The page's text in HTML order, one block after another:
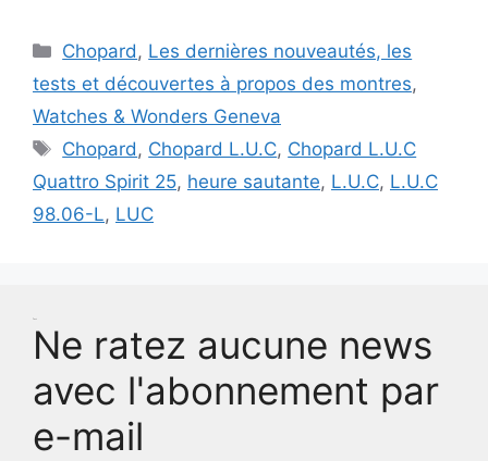
Catégories
Chopard , Les dernières nouveautés, les
tests et découvertes à propos des montres,
Watches & Wonders Geneva
Étiquettes
Chopard , Chopard L.U.C, Chopard L.U.C
Quattro Spirit 25, heure sautante, L.U.C, L.U.C
98.06-L, LUC
Ne ratez aucune news
avec l'abonnement par
e-mail